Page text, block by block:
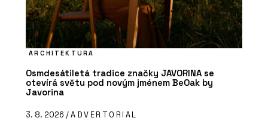
ARCHITEKTURA
Osmdesátiletá tradice značky JAVORINA se
otevírá světu pod novým jménem BeOak by
Javorina
3. 8. 2026 /ADVERTORIAL